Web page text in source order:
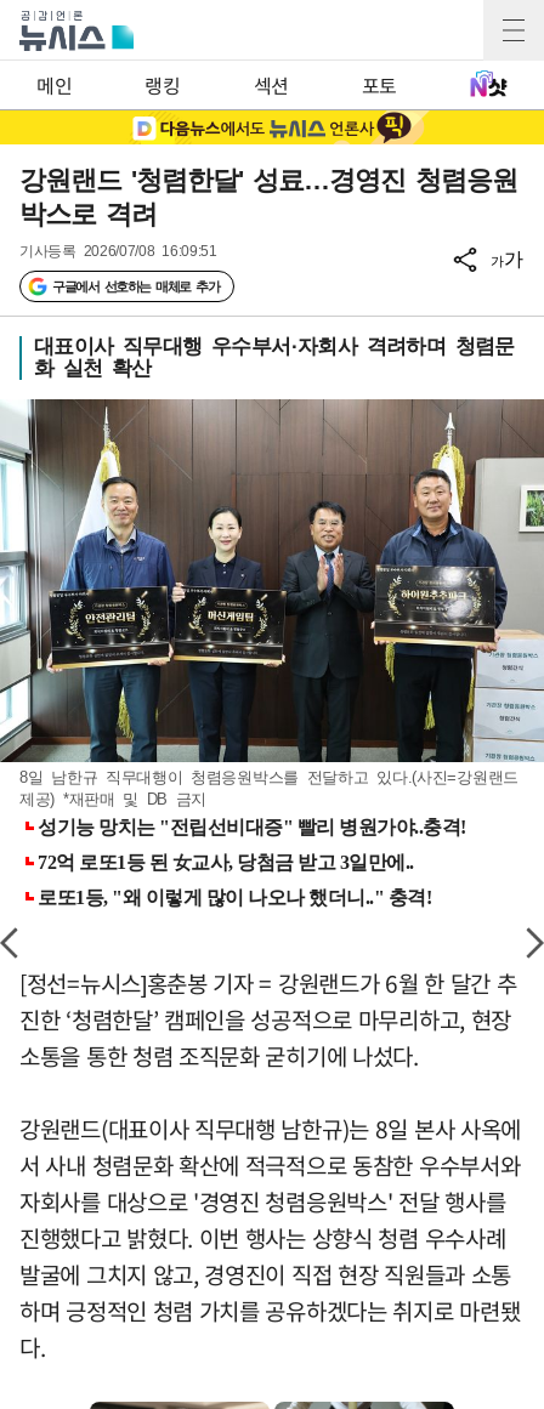
메인 랭킹 섹션 포토
강원랜드 '청렴한달' 성료…경영진 청렴응원
박스로 격려
기사등록 2026/07/08 16:09:51
구글에서 선호하는 매체로 추가
가가
대표이사 직무대행 우수부서·자회사 격려하며 청렴문
화 실천 확산
8일 남한규 직무대행이 청렴응원박스를 전달하고 있다.(사진=강원랜드
제공) *재판매 및 DB 금지
[정선=뉴시스]홍춘봉 기자 = 강원랜드가 6월 한 달간 추
진한 ‘청렴한달’ 캠페인을 성공적으로 마무리하고, 현장
소통을 통한 청렴 조직문화 굳히기에 나섰다.
강원랜드(대표이사 직무대행 남한규)는 8일 본사 사옥에
서 사내 청렴문화 확산에 적극적으로 동참한 우수부서와
자회사를 대상으로 '경영진 청렴응원박스' 전달 행사를
진행했다고 밝혔다. 이번 행사는 상향식 청렴 우수사례
발굴에 그치지 않고, 경영진이 직접 현장 직원들과 소통
하며 긍정적인 청렴 가치를 공유하겠다는 취지로 마련됐
다.